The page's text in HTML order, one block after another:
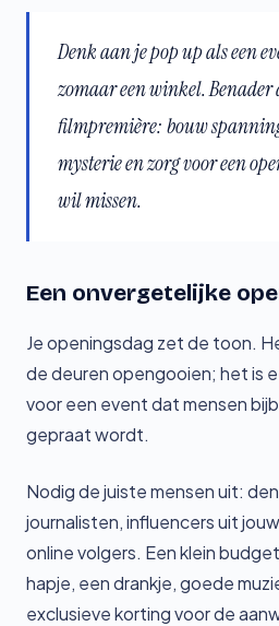
Denk aan je pop up als een
zomaar een winkel. Benader
filmpremière: bouw
mysterie en zorg voor een
wil missen.
Een onvergetelijke
Je openingsdag zet de toon.
de deuren opengooien; het is
voor een event dat mensen
gepraat wordt.
Nodig de juiste mensen uit:
journalisten, influencers uit
online volgers. Een klein
hapje, een drankje, goede
exclusieve korting voor de